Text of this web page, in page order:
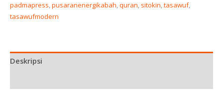
padmapress,pusaranenergikabah,quran, sitokin,tasawuf,
tasawufmodern
Deskripsi